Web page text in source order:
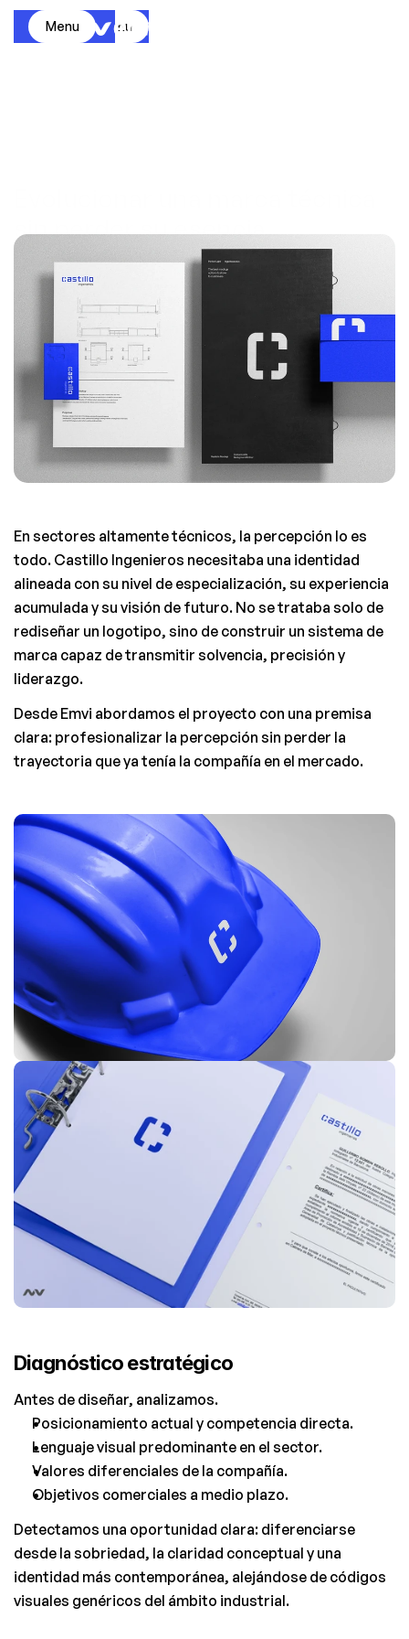
Menu
Menu
sin perder su esencia
Compartir Articulo
En sectores altamente técnicos, la percepción lo es
todo. Castillo Ingenieros necesitaba una identidad
alineada con su nivel de especialización, su experiencia
acumulada y su visión de futuro. No se trataba solo de
rediseñar un logotipo, sino de construir un sistema de
marca capaz de transmitir solvencia, precisión y
liderazgo.
Desde Emvi abordamos el proyecto con una premisa
clara: profesionalizar la percepción sin perder la
trayectoria que ya tenía la compañía en el mercado.
Diagnóstico estratégico
Antes de diseñar, analizamos.
Posicionamiento actual y competencia directa.
Lenguaje visual predominante en el sector.
Valores diferenciales de la compañía.
Objetivos comerciales a medio plazo.
Detectamos una oportunidad clara: diferenciarse
desde la sobriedad, la claridad conceptual y una
identidad más contemporánea, alejándose de códigos
visuales genéricos del ámbito industrial.